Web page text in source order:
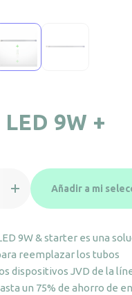
9W +
Añadir a mi
9W & starter es una
reemplazar los tubos
dispositivos JVD de la
un 75% de ahorro de